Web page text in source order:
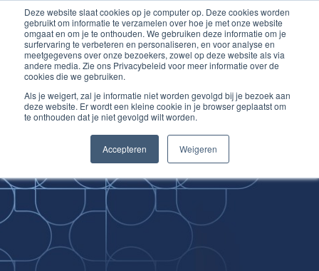
Deze website slaat cookies op je computer op. Deze cookies worden
gebruikt om informatie te verzamelen over hoe je met onze website
omgaat en om je te onthouden. We gebruiken deze informatie om je
surfervaring te verbeteren en personaliseren, en voor analyse en
meetgegevens over onze bezoekers, zowel op deze website als via
andere media. Zie ons Privacybeleid voor meer informatie over de
cookies die we gebruiken.
Als je weigert, zal je informatie niet worden gevolgd bij je bezoek aan
deze website. Er wordt een kleine cookie in je browser geplaatst om
te onthouden dat je niet gevolgd wilt worden.
Accepteren Weigeren
Inloggen account
Ga
naar
de
inhoud
Improving
Medical Skills